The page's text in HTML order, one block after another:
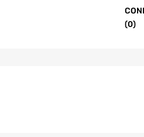
(0)